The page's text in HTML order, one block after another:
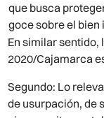
que busca
goce sobre el bien
En similar sentido,
2020/Cajamarca
Segundo: Lo
de usurpación, de